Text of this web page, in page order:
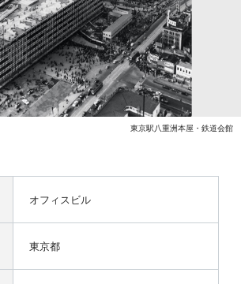
東京駅八重洲本屋・鉄道会館
オフィスビル
東京都